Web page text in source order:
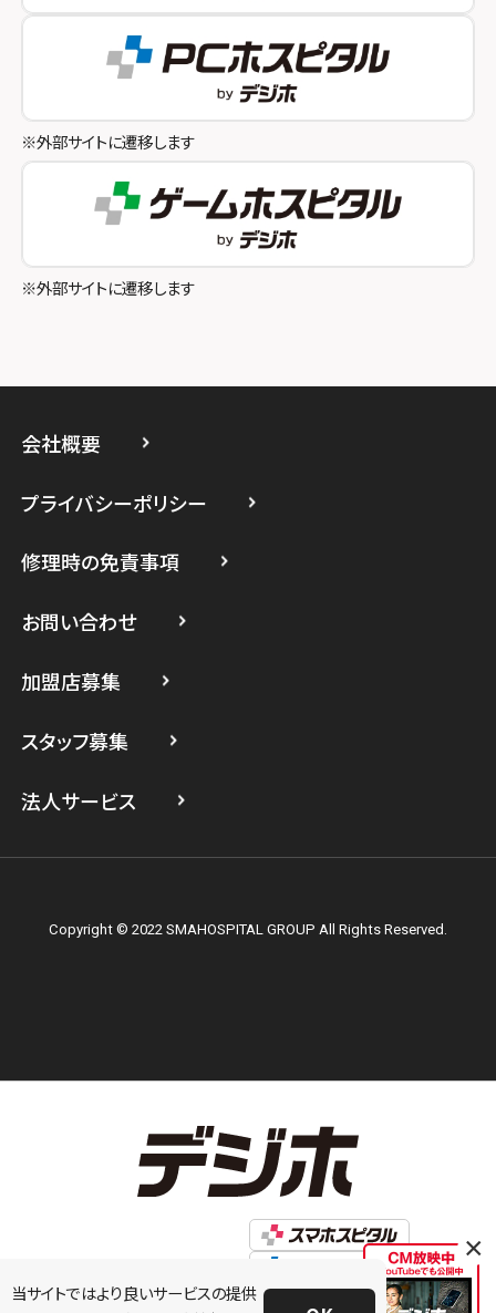
スマホスピタル テルル成増
スマホスピタル池袋
スマホスピタル八王子
スマホスピタル町田
スマホスピタル吉祥寺
スマホスピタル立川
スマホスピタル たまプラーザ駅前
スマホスピタル 登戸・向ヶ丘遊園
スマホスピタル 武蔵小杉
スマホスピタル テルル上大岡
スマホスピタル奈良生駒
スマホスピタル和歌山
※外部サイトに遷移します
※外部サイトに遷移します
会社概要
プライバシーポリシー
修理時の免責事項
お問い合わせ
加盟店募集
スタッフ募集
法人サービス
Copyright © 2022 SMAHOSPITAL GROUP All Rights Reserved.
×
当サイトではより良いサービスの提供